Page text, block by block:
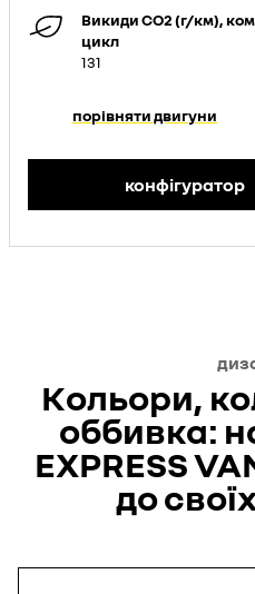
Викиди СО2 (г/км),
цикл
131
порівняти двигуни
конфігуратор
Кольори,
оббивка:
EXPRESS
до